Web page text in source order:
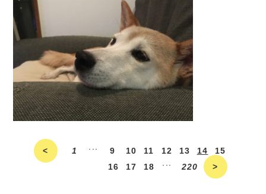
< 1 9 10 11 12 13 14
15
16
17 18 220 >